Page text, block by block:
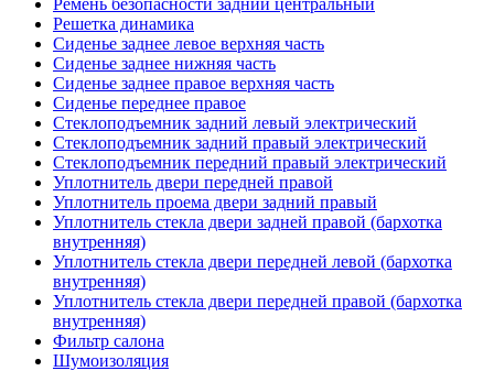
Решетка динамика
Сиденье заднее левое верхняя часть
Сиденье заднее нижняя часть
Сиденье заднее правое верхняя часть
Сиденье переднее правое
Стеклоподъемник задний левый электрический
Стеклоподъемник задний правый электрический
Стеклоподъемник передний правый электрический
Уплотнитель двери передней правой
Уплотнитель проема двери задний правый
Уплотнитель стекла двери задней правой (бархотка
внутренняя)
Уплотнитель стекла двери передней левой (бархотка
внутренняя)
Уплотнитель стекла двери передней правой (бархотка
внутренняя)
Фильтр салона
Шумоизоляция